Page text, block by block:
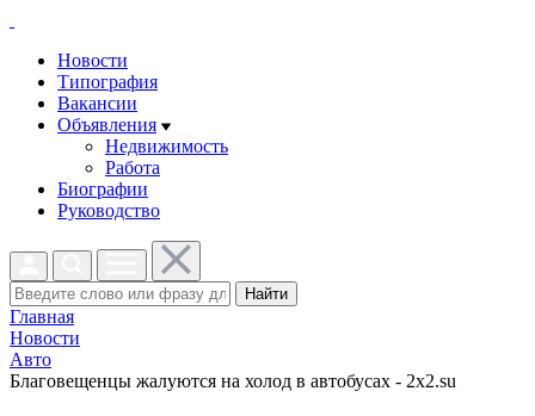
Новости
Типография
Вакансии
Объявления
Недвижимость
Работа
Биографии
Руководство
Найти
Главная
Новости
Авто
Благовещенцы жалуются на холод в автобусах - 2x2.su